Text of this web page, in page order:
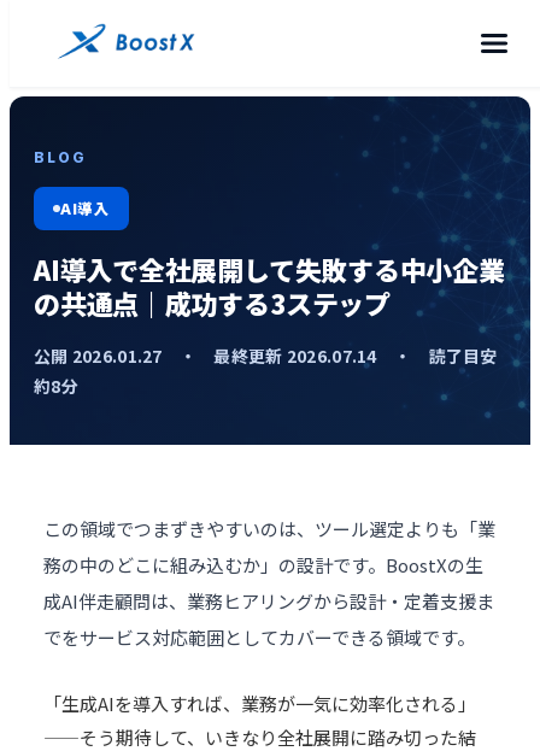
BLOG
AI導入
AI導入で全社展開して失敗する中小企業
の共通点｜成功する3ステップ
公開 2026.01.27 ・ 最終更新 2026.07.14 ・ 読了目安
約8分
この領域でつまずきやすいのは、ツール選定よりも「業
務の中のどこに組み込むか」の設計です。BoostXの生
成AI伴走顧問は、業務ヒアリングから設計・定着支援ま
でをサービス対応範囲としてカバーできる領域です。
「生成AIを導入すれば、業務が一気に効率化される」
——そう期待して、いきなり全社展開に踏み切った結